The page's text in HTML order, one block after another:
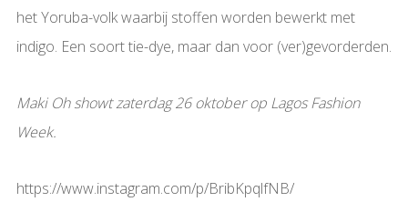
het Yoruba-volk waarbij stoffen worden bewerkt met
indigo. Een soort tie-dye, maar dan voor (ver)gevorderden.
Maki Oh showt zaterdag 26 oktober op Lagos Fashion
Week.
https://www.instagram.com/p/BribKpqlfNB/